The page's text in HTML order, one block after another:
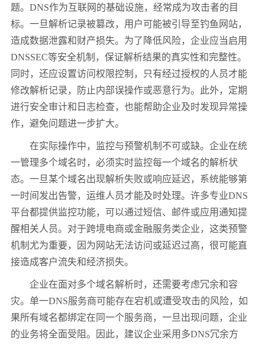
题。DNS作为互联网的基础设施，经常成为攻击者的目
标。一旦解析记录被篡改，用户可能被引导至钓鱼网站，
造成数据泄露和财产损失。为了降低风险，企业应当启用
DNSSEC等安全机制，保证解析结果的真实性和完整性。
同时，还应设置访问权限控制，只有经过授权的人员才能
修改解析记录，防止内部误操作或恶意行为。此外，定期
进行安全审计和日志检查，也能帮助企业及时发现异常操
作，避免问题进一步扩大。
在实际操作中，监控与预警机制不可或缺。企业在统
一管理多个域名时，必须实时监控每一个域名的解析状
态。一旦某个域名出现解析失败或响应延迟，系统能够第
一时间发出告警，运维人员才能及时处理。许多专业DNS
平台都提供监控功能，可以通过短信、邮件或应用通知提
醒相关人员。对于跨境电商或金融服务类企业，这类预警
机制尤为重要，因为网站无法访问或延迟过高，很可能直
接造成客户流失和经济损失。
企业在面对多个域名解析时，还需要考虑冗余和容
灾。单一DNS服务商可能存在宕机或遭受攻击的风险，如
果所有域名都绑定在同一个服务商，一旦出现问题，企业
的业务将全面受阻。因此，建议企业采用多DNS冗余方